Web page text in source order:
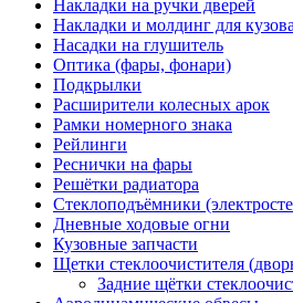
Накладки на ручки дверей
Накладки и молдинг для кузова
Насадки на глушитель
Оптика (фары, фонари)
Подкрылки
Расширители колесных арок
Рамки номерного знака
Рейлинги
Реснички на фары
Решётки радиатора
Стеклоподъёмники
Дневные ходовые огни
Кузовные запчасти
Щетки стеклоочистителя
Задние щётки